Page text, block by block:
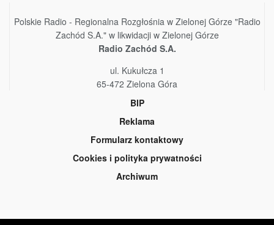
Polskie Radio - Regionalna Rozgłośnia w Zielonej Górze "Radio
Zachód S.A." w likwidacji w Zielonej Górze
Radio Zachód S.A.
ul. Kukułcza 1
65-472 Zielona Góra
BIP
Reklama
Formularz kontaktowy
Cookies i polityka prywatności
Archiwum